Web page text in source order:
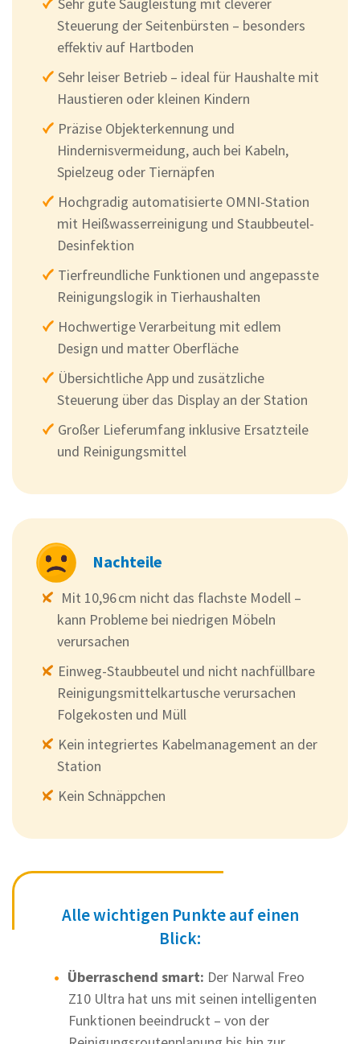
Steuerung der Seitenbürsten – besonders
effektiv auf Hartboden
Sehr leiser Betrieb – ideal für Haushalte mit
Haustieren oder kleinen Kindern
Präzise Objekterkennung und
Hindernisvermeidung, auch bei Kabeln,
Spielzeug oder Tiernäpfen
Hochgradig automatisierte OMNI-Station
mit Heißwasserreinigung und Staubbeutel-
Desinfektion
Tierfreundliche Funktionen und angepasste
Reinigungslogik in Tierhaushalten
Hochwertige Verarbeitung mit edlem
Design und matter Oberfläche
Übersichtliche App und zusätzliche
Steuerung über das Display an der Station
Großer Lieferumfang inklusive Ersatzteile
und Reinigungsmittel
Nachteile
Mit 10,96 cm nicht das flachste Modell –
kann Probleme bei niedrigen Möbeln
verursachen
Einweg-Staubbeutel und nicht nachfüllbare
Reinigungsmittelkartusche verursachen
Folgekosten und Müll
Kein integriertes Kabelmanagement an der
Station
Kein Schnäppchen
Alle wichtigen Punkte auf einen
Blick:
Überraschend smart: Der Narwal Freo
Z10 Ultra hat uns mit seinen intelligenten
Funktionen beeindruckt – von der